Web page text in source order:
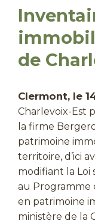
de
Clermont, le
Charlevoix-Est
la firme
patrimoine
territoire, d’ici
modifiant la Loi
au Programme
en patrimoine
ministère de la